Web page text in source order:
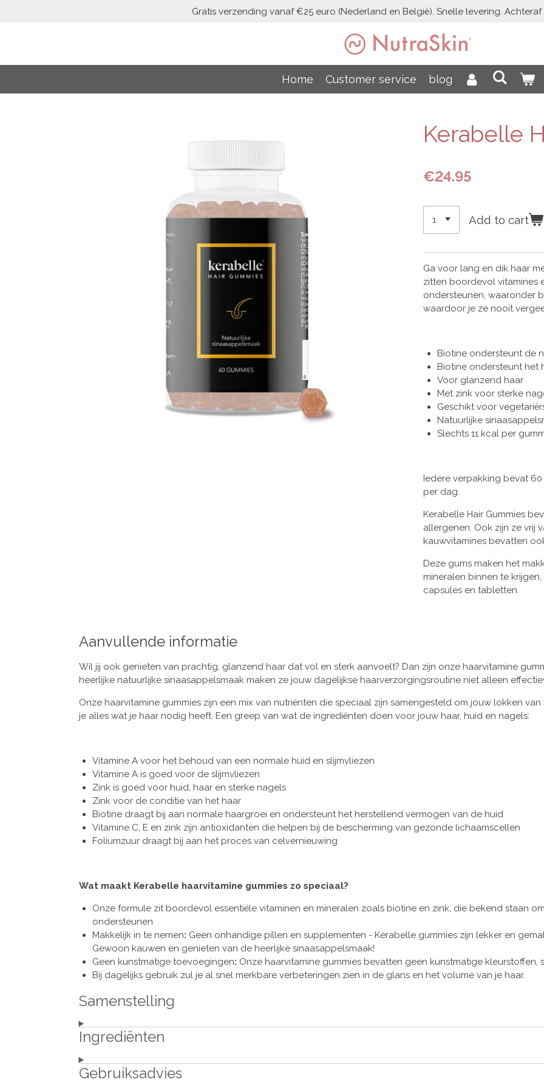
Gratis verzending vanaf €25 euro (Nederland en België). Snelle levering. Achteraf
Home Customer service blog
Kerabelle
€24.95
Add to cart
Ga voor lang en dik haar
zitten boordevol vitamines
ondersteunen, waaronder
waardoor je ze nooit
Biotine ondersteunt de
Biotine ondersteunt het
Voor glanzend haar
Met zink voor sterke
Geschikt voor
Natuurlijke
Slechts 11 kcal per
Iedere verpakking bevat
per dag.
Kerabelle Hair Gummies
allergenen. Ook zijn ze vrij
kauwvitamines bevatten
Deze gums maken het
mineralen binnen te
capsules en tabletten.
Aanvullende informatie
Wil jij ook genieten van prachtig, glanzend haar dat vol en sterk aanvoelt? Dan zijn onze haarvitamine
heerlijke natuurlijke sinaasappelsmaak maken ze jouw dagelijkse haarverzorgingsroutine niet alleen
Onze haarvitamine gummies zijn een mix van nutriënten die speciaal zijn samengesteld om jouw lokken
je alles wat je haar nodig heeft. Een greep van wat de ingrediënten doen voor jouw haar, huid en nagels:
Vitamine A voor het behoud van een normale huid en slijmvliezen
Vitamine A is goed voor de slijmvliezen
Zink is goed voor huid, haar en sterke nagels
Zink voor de conditie van het haar
Biotine draagt bij aan normale haargroei en ondersteunt het herstellend vermogen van de huid
Vitamine C, E en zink zijn antioxidanten die helpen bij de bescherming van gezonde lichaamscellen
Foliumzuur draagt bij aan het proces van celvernieuwing
Wat maakt Kerabelle haarvitamine gummies zo speciaal?
Onze formule zit boordevol essentiële vitaminen en mineralen zoals biotine en zink, die bekend staan
ondersteunen
Makkelijk in te nemen: Geen onhandige pillen en supplementen - Kerabelle gummies zijn lekker en
Gewoon kauwen en genieten van de heerlijke sinaasappelsmaak!
Geen kunstmatige toevoegingen: Onze haarvitamine gummies bevatten geen kunstmatige
Bij dagelijks gebruik zul je al snel merkbare verbeteringen zien in de glans en het volume van je haar.
Samenstelling
Ingrediënten
Gebruiksadvies